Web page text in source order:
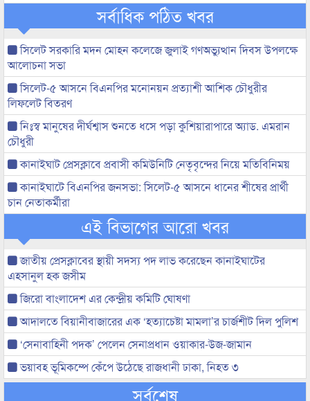
সর্বাধিক পঠিত খবর
সিলেট সরকারি মদন মোহন কলেজে জুলাই গণঅভ্যুত্থান দিবস উপলক্ষে
আলোচনা সভা
সিলেট-৫ আসনে বিএনপির মনোনয়ন প্রত্যাশী আশিক চৌধুরীর
লিফলেট বিতরণ
নিঃস্ব মানুষের দীর্ঘশ্বাস শুনতে ধসে পড়া কুশিয়ারাপারে অ্যাড. এমরান
চৌধুরী
কানাইঘাট প্রেসক্লাবে প্রবাসী কমিউনিটি নেতৃবৃন্দের নিয়ে মতিবিনিময়
কানাইঘাটে বিএনপির জনসভা: সিলেট-৫ আসনে ধানের শীষের প্রার্থী
চান নেতাকর্মীরা
এই বিভাগের আরো খবর
জাতীয় প্রেসক্লাবের স্থায়ী সদস্য পদ লাভ করেছেন কানাইঘাটের
এহসানুল হক জসীম
জিরো বাংলাদেশ এর কেন্দ্রীয় কমিটি ঘোষণা
আদালতে বিয়ানীবাজারের এক ‘হত্যাচেষ্টা মামলা’র চার্জশীট দিল পুলিশ
‘সেনাবাহিনী পদক’ পেলেন সেনাপ্রধান ওয়াকার-উজ-জামান
ভয়াবহ ভূমিকম্পে কেঁপে উঠেছে রাজধানী ঢাকা, নিহত ৩
সর্বশেষ